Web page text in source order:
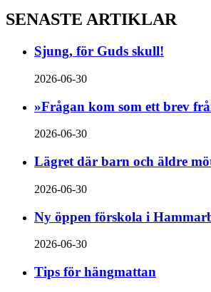
SENASTE ARTIKLAR
Sjung, för Guds skull!
2026-06-30
»Frågan kom som ett brev
2026-06-30
Lägret där barn och äldre
2026-06-30
Ny öppen förskola i
2026-06-30
Tips för hängmattan